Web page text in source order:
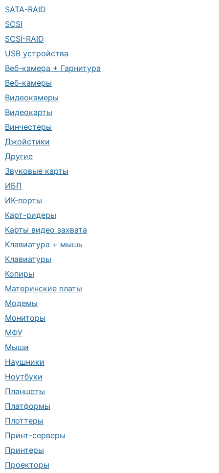
SATA-RAID
SCSI
SCSI-RAID
USB устройства
Веб-камера + Гарнитура
Веб-камеры
Видеокамеры
Видеокарты
Винчестеры
Джойстики
Другие
Звуковые карты
ИБП
ИК-порты
Карт-ридеры
Карты видео захвата
Клавиатура + мышь
Клавиатуры
Копиры
Материнские платы
Модемы
Мониторы
МФУ
Мыши
Наушники
Ноутбуки
Планшеты
Платформы
Плоттеры
Принт-серверы
Принтеры
Проекторы